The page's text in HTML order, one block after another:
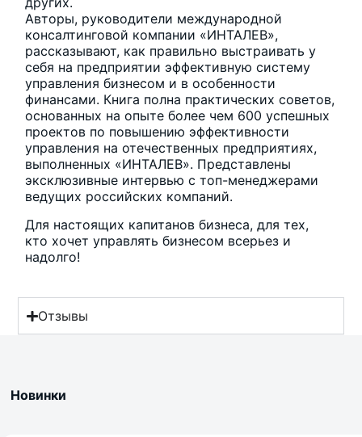
Авторы, руководители международной
консалтинговой компании «ИНТАЛЕВ»,
рассказывают, как правильно выстраивать у
себя на предприятии эффективную систему
управления бизнесом и в особенности
финансами. Книга полна практических советов,
основанных на опыте более чем 600 успешных
проектов по повышению эффективности
управления на отечественных предприятиях,
выполненных «ИНТАЛЕВ». Представлены
эксклюзивные интервью с топ-менеджерами
ведущих российских компаний.
Для настоящих капитанов бизнеса, для тех,
кто хочет управлять бизнесом всерьез и
надолго!
Отзывы
Новинки